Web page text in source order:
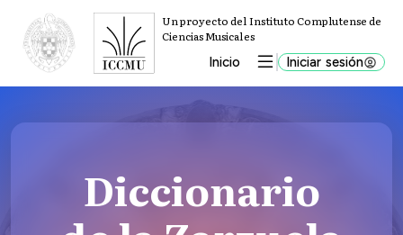
Un proyecto del Instituto Complutensede
Ciencias Musicales
Inicio
Despliegue de menú
Iniciar sesión
Diccionario